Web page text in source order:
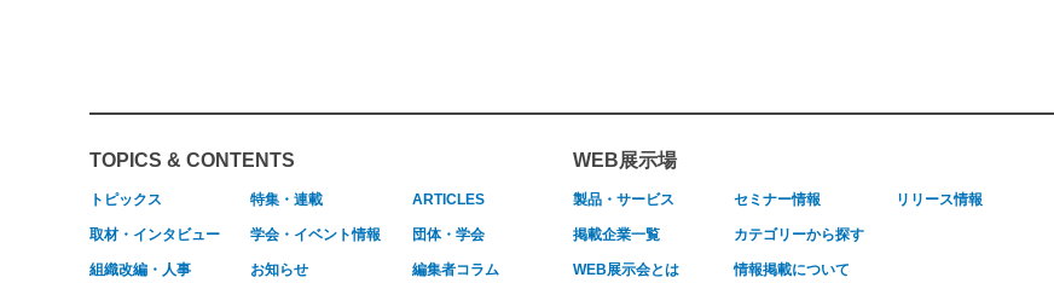
TOPICS & CONTENTS
トピックス 特集・連載 ARTICLES
取材・インタビュー 学会・イベント情報 団体・学会
組織改編・人事 お知らせ 編集者コラム
WEB展示場
製品・サービス セミナー情報 リリース情報
掲載企業一覧 カテゴリーから探す
WEB展示会とは 情報掲載について